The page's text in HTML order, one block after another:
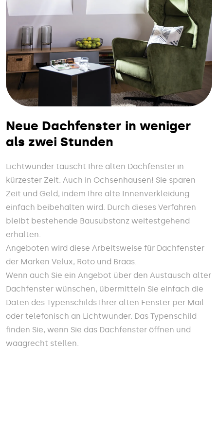
Neue Dachfenster in weniger
als zwei Stunden
Lichtwunder tauscht Ihre alten Dachfenster in
kürzester Zeit. Auch in Ochsenhausen! Sie sparen
Zeit und Geld, indem Ihre alte Innenverkleidung
einfach beibehalten wird. Durch dieses Verfahren
bleibt bestehende Bausubstanz weitestgehend
erhalten.
Angeboten wird diese Arbeitsweise für Dachfenster
der Marken Velux, Roto und Braas.
Wenn auch Sie ein Angebot über den Austausch alter
Dachfenster wünschen, übermitteln Sie einfach die
Daten des Typenschilds Ihrer alten Fenster per Mail
oder telefonisch an Lichtwunder. Das Typenschild
finden Sie, wenn Sie das Dachfenster öffnen und
waagrecht stellen.